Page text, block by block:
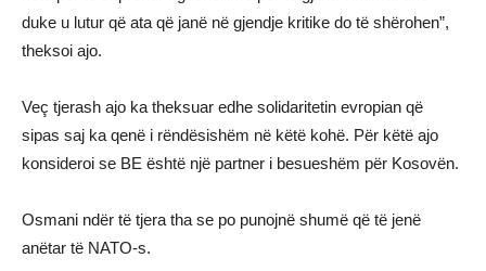
duke u lutur që ata që janë në gjendje kritike do të shërohen”,
theksoi ajo.
Veç tjerash ajo ka theksuar edhe solidaritetin evropian që
sipas saj ka qenë i rëndësishëm në këtë kohë. Për këtë ajo
konsideroi se BE është një partner i besueshëm për Kosovën.
Osmani ndër të tjera tha se po punojnë shumë që të jenë
anëtar të NATO-s.